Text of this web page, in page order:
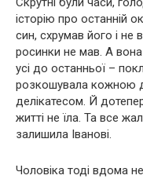
історію про останній
син, схрумав його і не
росинки не мав. А вона
усі до останньої –
розкошувала кожною
делікатесом. Й
житті не їла. Та все
залишила Іванові.
Чоловіка тоді вдома